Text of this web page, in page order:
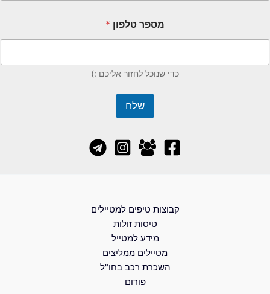
מספר טלפון *
כדי שנוכל לחזור אליכם :)
שלח
קבוצות טיפים למטיילים
טיסות זולות
מידע למטייל
מטיילים ממליצים
השכרת רכב בחו"ל
פורום